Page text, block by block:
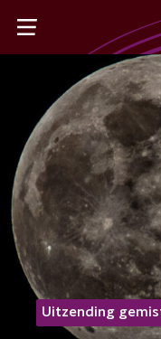
Uitzending